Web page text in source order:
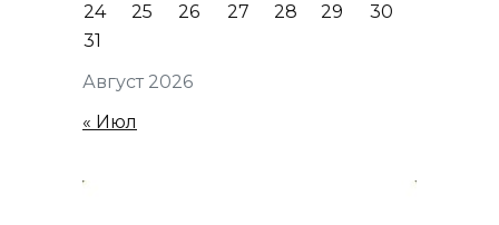
Август 2026
24
25 26 27 28 29
30
31
« Июл